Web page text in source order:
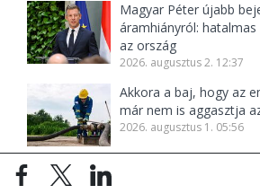
Magyar Péter újabb
áramhiányról:
az ország
2026. augusztus 2. 12:37
Akkora a baj, hogy az
már nem is aggasztja
2026. augusztus 1. 05:56